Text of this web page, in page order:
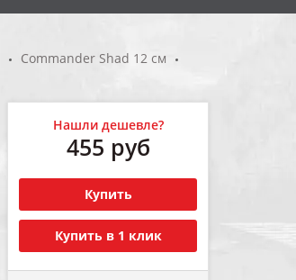
Commander Shad 12 см
Нашли дешевле?
455 руб
Купить
Купить в 1 клик